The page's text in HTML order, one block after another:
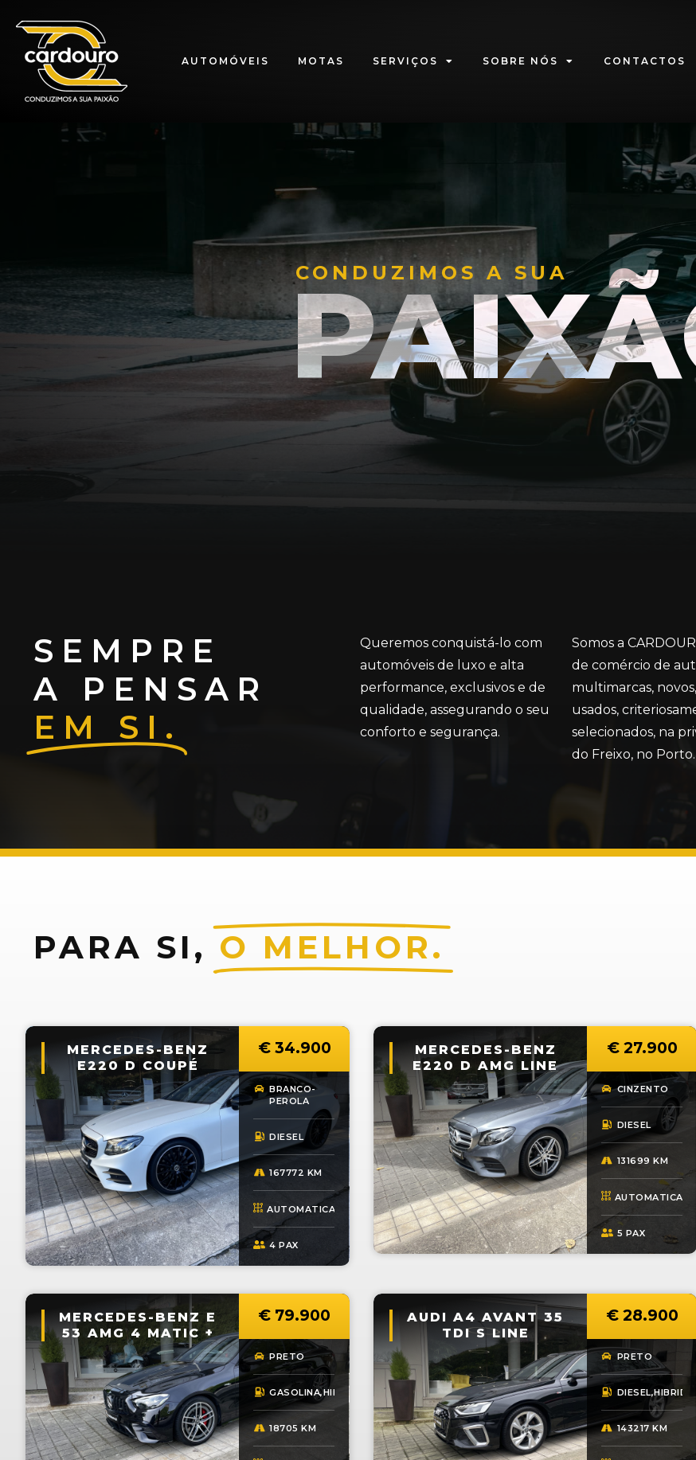
AUTOMÓVEIS MOTAS SERVIÇOS SOBRE NÓS CONTACTOS
CONDUZIMOS A SUA
SEMPRE
A PENSAR
EM SI.
Queremos conquistá-lo com
automóveis de luxo e alta
performance, exclusivos e de
qualidade, assegurando o seu
conforto e segurança.
Somos a
de comércio de
multimarcas,
usados,
selecionados, na
do Freixo, no Porto.
PARA SI, O MELHOR.
MERCEDES-BENZ
E220 D COUPÉ
€ 34.900
BRANCO-
PEROLA
DIESEL
167772 KM
AUTOMATICA
4 PAX
MERCEDES-BENZ
E220 D AMG LINE
€ 27.900
CINZENTO
DIESEL
131699 KM
AUTOMATICA
5 PAX
MERCEDES-BENZ E
53 AMG 4 MATIC +
€ 79.900
PRETO
GASOLINA,HIBRIDO
18705 KM
AUDI A4 AVANT 35
TDI S LINE
€ 28.900
PRETO
DIESEL,HIBRIDO
143217 KM